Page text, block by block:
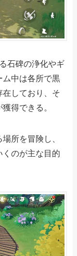
石碑の浄化やギ
ム中は各所で黒
しており、そ
得できる。
所を冒険し、
くのが主な目的